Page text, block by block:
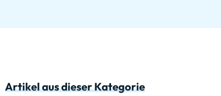
Artikel aus dieser Kategorie